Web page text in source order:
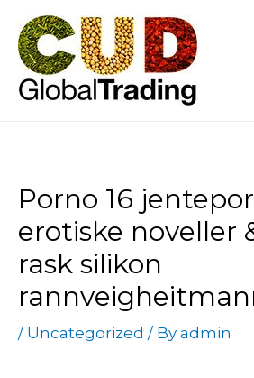
content
Porno 16
erotiske noveller
rask silikon
/ Uncategorized / By admin
navigation